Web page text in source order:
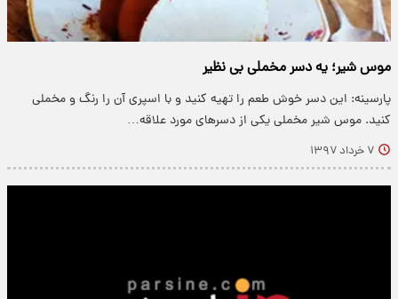
موس شیر؛ یه دسر مخملی بی نظیر
پارسینه: این دسر خوش طعم را تهیه کنید و با اسپری آن را رنگ و مخملی
کنید. موس شیر مخملی یکی از دسر‌های مورد علاقه…
۷ خرداد ۱۳۹۷